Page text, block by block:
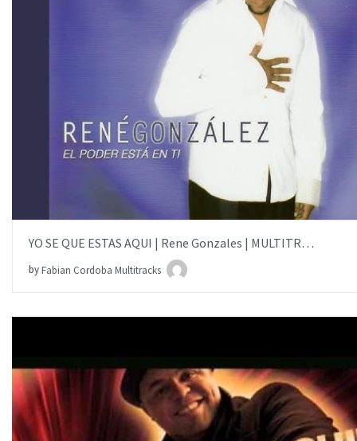
YO SE QUE ESTAS AQUI | Rene Gonzales | MULTITRACK
byFabian Cordoba Multitracks